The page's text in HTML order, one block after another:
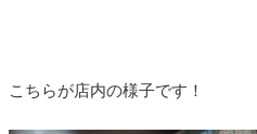
こちらが店内の様子です！